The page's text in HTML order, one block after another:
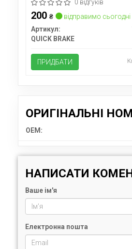
0 відгуків
200 ₴
відправимо сьогодні
Артикул:
QUICK BRAKE
ПРИДБАТИ
ОРИГІНАЛЬНІ
OEM:
НАПИСАТИ
Ваше ім'я
Електронна пошта